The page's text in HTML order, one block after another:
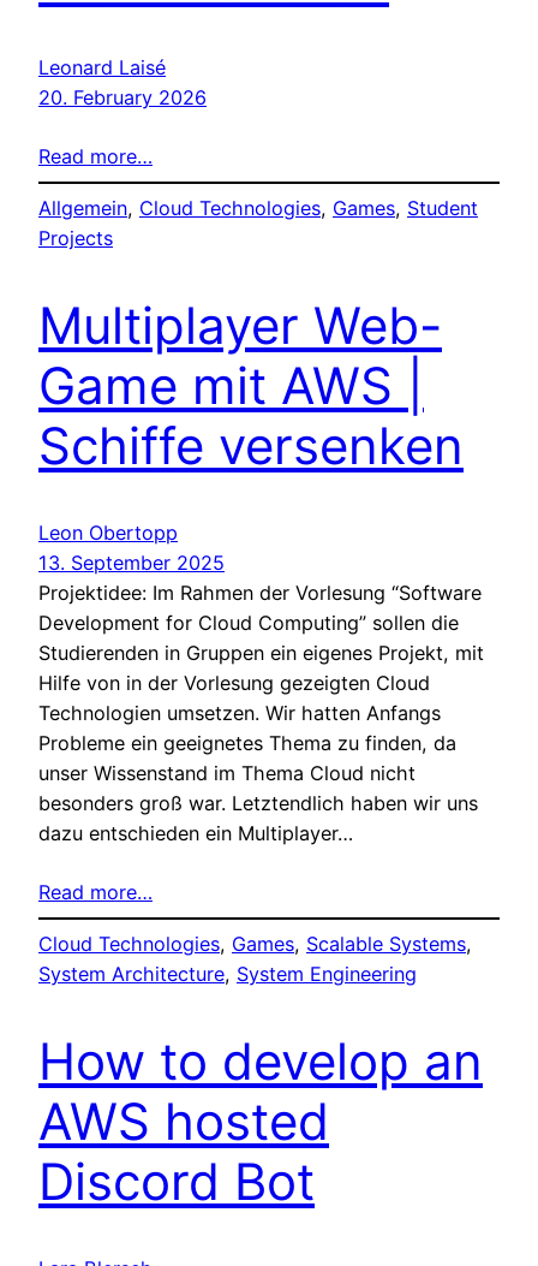
Leonard Laisé
20. February 2026
Read more…
Allgemein, Cloud Technologies, Games, Student
Projects
Multiplayer Web-
Game mit AWS |
Schiffe versenken
Leon Obertopp
13. September 2025
Projektidee: Im Rahmen der Vorlesung “Software
Development for Cloud Computing” sollen die
Studierenden in Gruppen ein eigenes Projekt, mit
Hilfe von in der Vorlesung gezeigten Cloud
Technologien umsetzen. Wir hatten Anfangs
Probleme ein geeignetes Thema zu finden, da
unser Wissenstand im Thema Cloud nicht
besonders groß war. Letztendlich haben wir uns
dazu entschieden ein Multiplayer…
Read more…
Cloud Technologies, Games, Scalable Systems
System Architecture, System Engineering
How to develop an
AWS hosted
Discord Bot